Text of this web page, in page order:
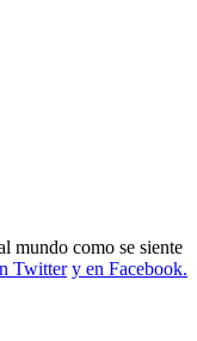
mundo como se siente
Twitter y en Facebook.